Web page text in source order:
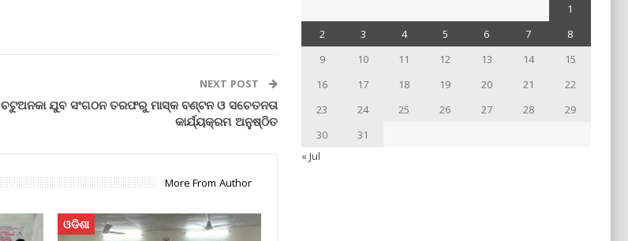
NEXT POST
ଚଟୁଅନକା ଯୁବ ସଂଗଠନ ତରଫରୁ ମାସ୍କ ବଣ୍ଟନ ଓ ସଚେତନତା
କାର୍ଯ୍ୟକ୍ରମ ଅନୁଷ୍ଠିତ
More From Author
ଓଡିଶା
1
2
3 4 5 6 7
8
9
10 11 12 13 14
15
16
17 18 19 20 21
22
23
24 25 26 27 28
29
30
31
« Jul